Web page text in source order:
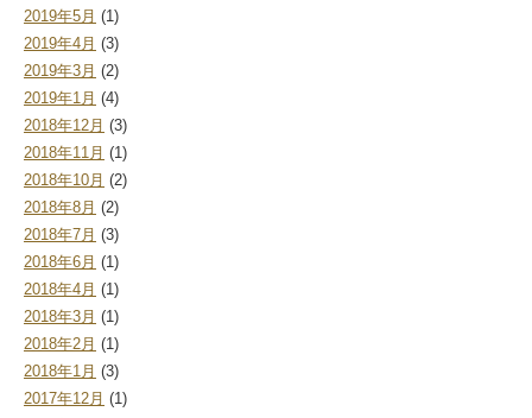
2019年5月 (1)
2019年4月 (3)
2019年3月 (2)
2019年1月 (4)
2018年12月 (3)
2018年11月 (1)
2018年10月 (2)
2018年8月 (2)
2018年7月 (3)
2018年6月 (1)
2018年4月 (1)
2018年3月 (1)
2018年2月 (1)
2018年1月 (3)
2017年12月 (1)